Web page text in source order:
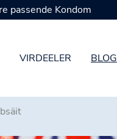
VIRDEELER BLOG
passende Kondom